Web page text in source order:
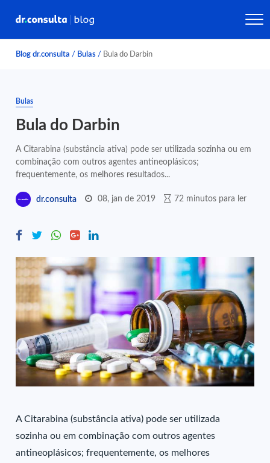
Blog dr.consulta / Bulas / Bula do Darbin
Bulas
Bula do Darbin
A Citarabina (substância ativa) pode ser utilizada sozinha ou em
combinação com outros agentes antineoplásicos;
frequentemente, os melhores resultados...
dr.consulta 08, jan de 2019 72 minutos para ler
A Citarabina (substância ativa) pode ser utilizada
sozinha ou em combinação com outros agentes
antineoplásicos; frequentemente, os melhores